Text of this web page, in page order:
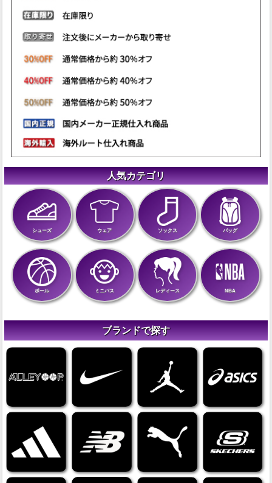
人気カテゴリ
シューズ ウェア ソックス バッグ
ボール ミニバス レディース NBA
ブランドで探す